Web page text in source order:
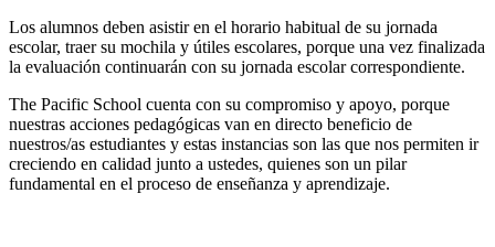
Los alumnos deben asistir en el horario habitual de su jornada
escolar, traer su mochila y útiles escolares, porque una vez finalizada
la evaluación continuarán con su jornada escolar correspondiente.
The Pacific School cuenta con su compromiso y apoyo, porque
nuestras acciones pedagógicas van en directo beneficio de
nuestros/as estudiantes y estas instancias son las que nos permiten ir
creciendo en calidad junto a ustedes, quienes son un pilar
fundamental en el proceso de enseñanza y aprendizaje.